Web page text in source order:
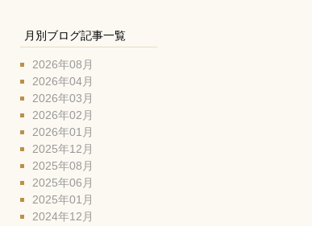
月別ブログ記事一覧
2026年08月
2026年04月
2026年03月
2026年02月
2026年01月
2025年12月
2025年08月
2025年06月
2025年01月
2024年12月